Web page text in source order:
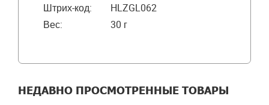
Штрих-код:
HLZGL062
Вес:
30 г
НЕДАВНО ПРОСМОТРЕННЫЕ ТОВАРЫ